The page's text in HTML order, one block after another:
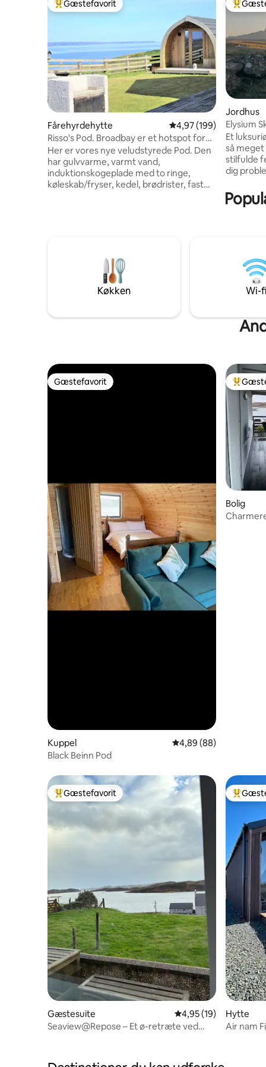
Bedste gæstefavorit
Gæstefavorit
Fårehyrdehytte 4,97 ud af 5 i
4,97 (199)
Risso's Pod. Broadbay er et hotspot for
babydelfiner.
Her er vores nye veludstyrede Pod. Den
har gulvvarme, varmt vand,
induktionskogeplade med to ringe,
køleskab/fryser, kedel, brødrister, fast
dyne i ren uld. Der er også et grillområde
med siddepladser og bålplads til
afslappende aftener. Pod'en ligger for
enden af en stille landsby.
Bedste
Jordhus
Elysium
Et
så meget
stilfulde feriebolig.
dig
Rona og Raasay. Tæt
biograf,
er
Køkken Wi-fi
Gæstefavorit
Gæstefavorit
Kuppel 4,89 ud af 5 i
4,89 (88)
Black Beinn Pod
Bedste
Bolig
Bedste gæstefavorit
Gæstefavorit
Gæstesuite 4,95 ud af 5 i
4,95 (19)
Seaview@Repose – Et ø-retræte ved
Bedste
Hytte
Air nam